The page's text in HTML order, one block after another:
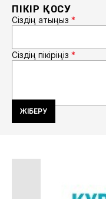
ПІКІР ҚОСУ
Сіздің атыңыз *
Сіздің пікіріңіз *
ЖІБЕРУ